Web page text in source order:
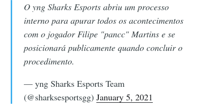
O yng Sharks Esports abriu um processo
interno para apurar todos os acontecimentos
com o jogador Filipe "pancc" Martins e se
posicionará publicamente quando concluir o
procedimento.
— yng Sharks Esports Team
(@sharksesportsgg) January 5, 2021